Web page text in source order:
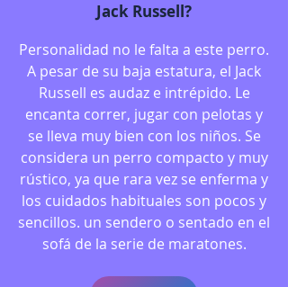
Jack Russell?
Personalidad no le falta a este perro.
A pesar de su baja estatura, el Jack
Russell es audaz e intrépido. Le
encanta correr, jugar con pelotas y
se lleva muy bien con los niños. Se
considera un perro compacto y muy
rústico, ya que rara vez se enferma y
los cuidados habituales son pocos y
sencillos. un sendero o sentado en el
sofá de la serie de maratones.